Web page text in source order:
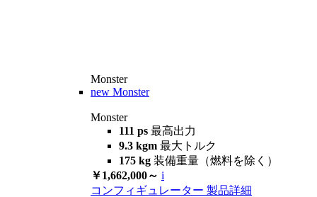
Monster
new Monster
Monster
111 ps 最高出力
9.3 kgm 最大トルク
175 kg 装備重量（燃料を除く）
￥1,662,000～ i
コンフィギュレーター 製品詳細